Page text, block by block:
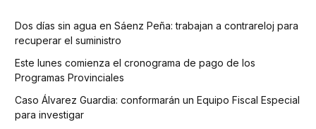
Dos días sin agua en Sáenz Peña: trabajan a contrareloj para
recuperar el suministro
Este lunes comienza el cronograma de pago de los
Programas Provinciales
Caso Álvarez Guardia: conformarán un Equipo Fiscal Especial
para investigar